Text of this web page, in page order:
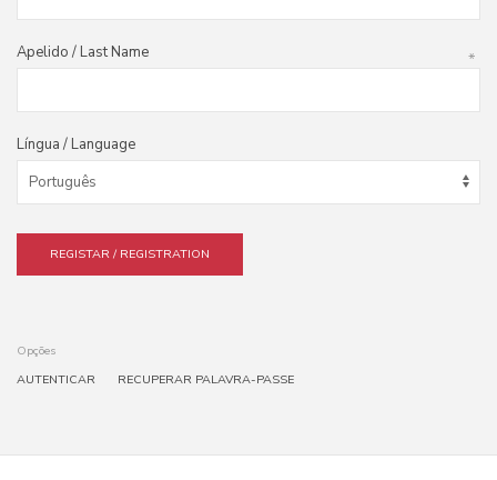
Apelido / Last Name *
Língua / Language
REGISTAR / REGISTRATION
Opções
AUTENTICAR
RECUPERAR PALAVRA-PASSE